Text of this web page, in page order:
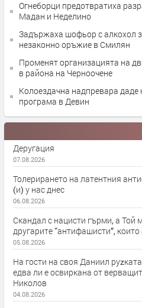
Огнеборци предотвратиха
Мадан и Неделино
Задържаха шофьор с алкохол
незаконно оръжие в Смилян
Променят организацията на
в района на Черноочене
Колоездачна надпревара даде
програма в Девин
Деругация
07.08.2026
Толерирането на латентния
(и) у нас днес
06.08.2026
Скандал с нацисти гърми, а Той
другарите “антифашисти”, които
05.08.2026
На гости на своя Даниил
едва ли е освиркана от
Николов
04.08.2026